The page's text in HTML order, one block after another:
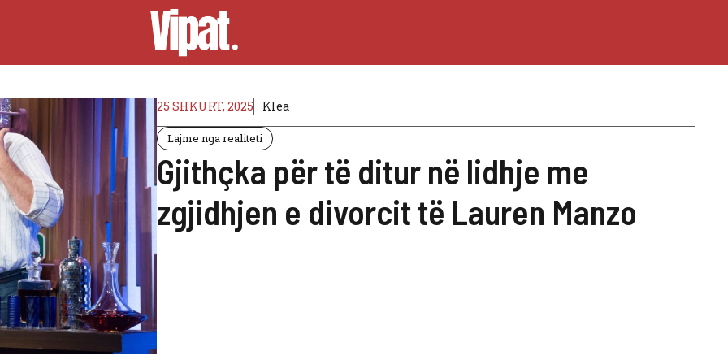
25 SHKURT, 2025 Klea
Lajme nga realiteti
Gjithçka për të ditur në lidhje me
zgjidhjen e divorcit të Lauren Manzo